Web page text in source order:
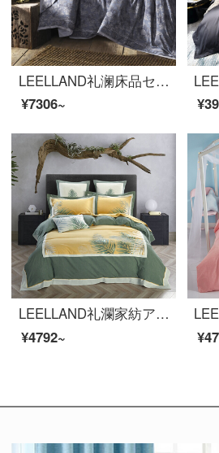
LEELLAND礼澜床品セット欧式絹織物のサテンジャカードの全綿寝具4点セットの純綿1.5メートル/1.8メートルベッド媛麗糸1.8-2.0メートルベッド/220*240 cm
¥7306~
LEELLAND礼瀾家紡アメリカ式色織水洗い綿刺繍全綿寝具四点セット純綿ベッド用品茂林1.8-2.0メートルベッド/220*240 cm
¥4792~